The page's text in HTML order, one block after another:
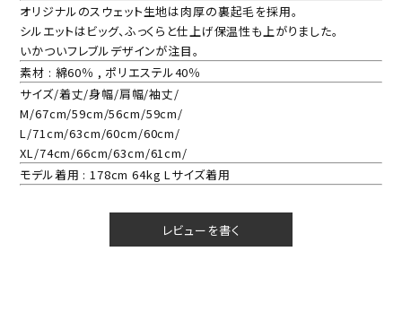
オリジナルのスウェット生地は肉厚の裏起毛を採用。
シルエットはビッグ、ふっくらと仕上げ保温性も上がりました。
いかついフレブルデザインが注目。
素材 : 綿60％ , ポリエステル40％
サイズ/着丈/身幅/肩幅/袖丈/
M/67cm/59cm/56cm/59cm/
L/71cm/63cm/60cm/60cm/
XL/74cm/66cm/63cm/61cm/
モデル着用 : 178cm 64kg Lサイズ着用
レビューを書く